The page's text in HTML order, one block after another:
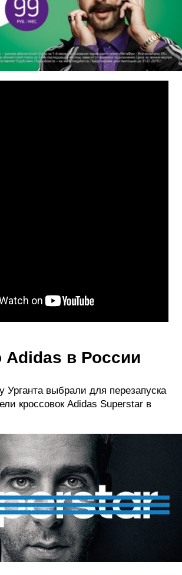
Adidas в России
Урганта выбрали для перезапуска
кроссовок Adidas Superstar в